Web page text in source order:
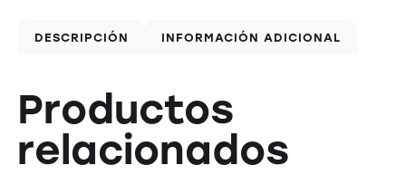
DESCRIPCIÓN INFORMACIÓN ADICIONAL
Productos
relacionados